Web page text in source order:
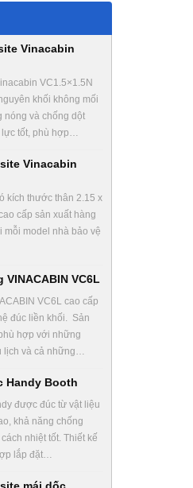
Vinacabin
VC1.5×1.5N
khối không mối
nóng và chống dột
lực tốt, phù hợp…
Vinacabin
kích thước thân 2.15 x
cấp sản xuất hàng
mỗi model nhà bảo vệ
VC6L
VC6L cao cấp
đúc liền khối. Sản
hợp với những
lịch và cả những…
Handy Booth
được đúc từ vật liệu
khả năng chống
nhiệt tốt. Thiết kế
lắp đặt…